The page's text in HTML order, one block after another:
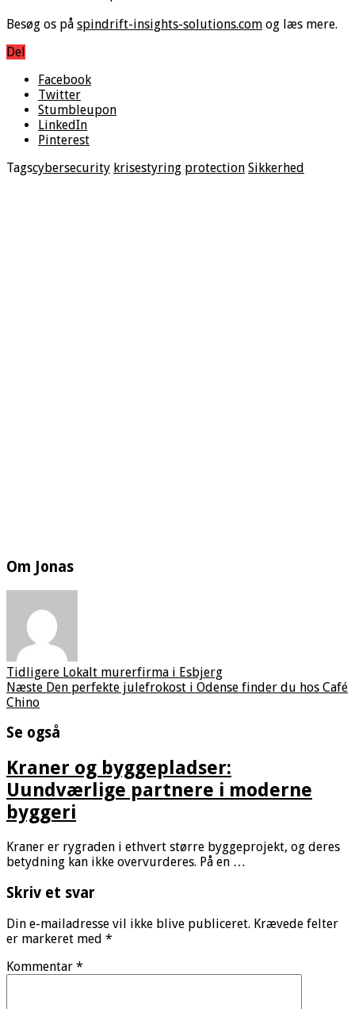
Besøg os på spindrift-insights-solutions.com og læs mere.
Del
Facebook
Twitter
Stumbleupon
LinkedIn
Pinterest
Tagscybersecurity krisestyring protection Sikkerhed
Om Jonas
Tidligere Lokalt murerfirma i Esbjerg
Næste Den perfekte julefrokost i Odense finder du hos Café
Chino
Se også
Kraner og byggepladser:
Uundværlige partnere i moderne
byggeri
Kraner er rygraden i ethvert større byggeprojekt, og deres
betydning kan ikke overvurderes. På en …
Skriv et svar
Din e-mailadresse vil ikke blive publiceret. Krævede felter
er markeret med *
Kommentar *